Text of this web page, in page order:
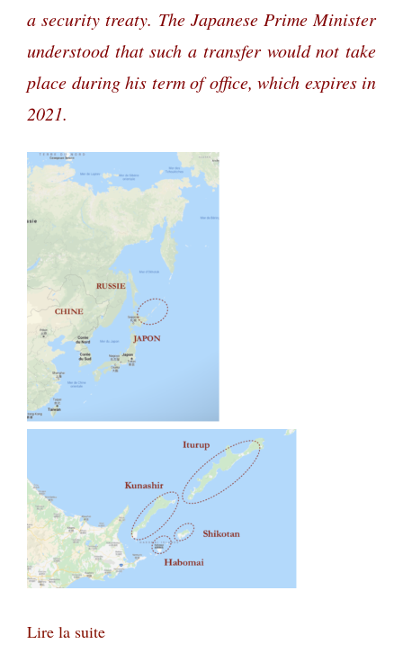
a security treaty. The Japanese Prime Minister
understood that such a transfer would not take
place during his term of office, which expires in
2021.
Lire la suite